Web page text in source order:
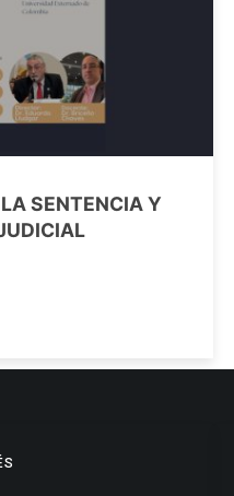
SENTENCIA Y